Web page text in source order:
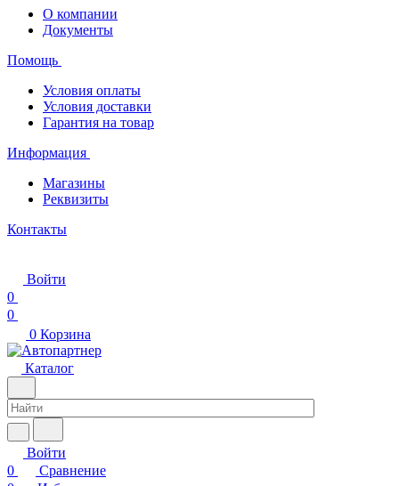
О компании
Документы
Помощь
Условия оплаты
Условия доставки
Гарантия на товар
Информация
Магазины
Реквизиты
Контакты
Войти
0
0
0 Корзина
Каталог
Войти
0
Сравнение